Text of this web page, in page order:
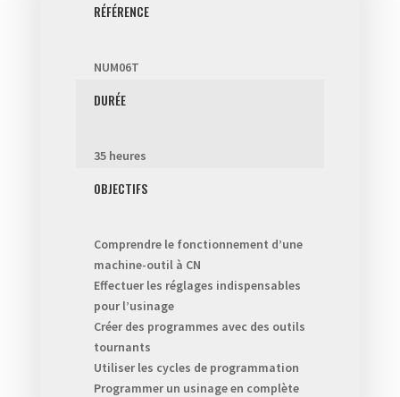
RÉFÉRENCE
NUM06T
DURÉE
35 heures
OBJECTIFS
Comprendre le fonctionnement d’une
machine-outil à CN
Effectuer les réglages indispensables
pour l’usinage
Créer des programmes avec des outils
tournants
Utiliser les cycles de programmation
Programmer un usinage en complète